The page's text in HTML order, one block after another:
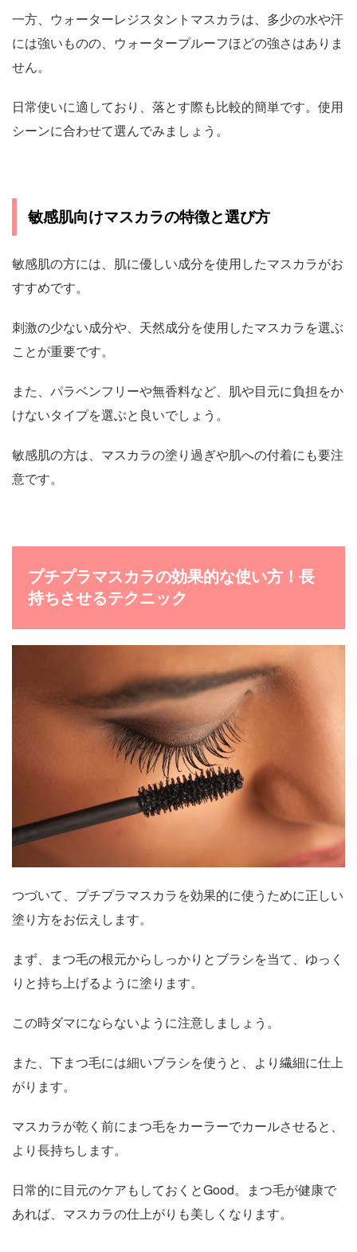
一方、ウォーターレジスタントマスカラは、多少の水や汗
には強いものの、ウォータープルーフほどの強さはありま
せん。
日常使いに適しており、落とす際も比較的簡単です。使用
シーンに合わせて選んでみましょう。
敏感肌向けマスカラの特徴と選び方
敏感肌の方には、肌に優しい成分を使用したマスカラがお
すすめです。
刺激の少ない成分や、天然成分を使用したマスカラを選ぶ
ことが重要です。
また、パラベンフリーや無香料など、肌や目元に負担をか
けないタイプを選ぶと良いでしょう。
敏感肌の方は、マスカラの塗り過ぎや肌への付着にも要注
意です。
プチプラマスカラの効果的な使い方！長
持ちさせるテクニック
つづいて、プチプラマスカラを効果的に使うために正しい
塗り方をお伝えします。
まず、まつ毛の根元からしっかりとブラシを当て、ゆっく
りと持ち上げるように塗ります。
この時ダマにならないように注意しましょう。
また、下まつ毛には細いブラシを使うと、より繊細に仕上
がります。
マスカラが乾く前にまつ毛をカーラーでカールさせると、
より長持ちします。
日常的に目元のケアもしておくとGood。まつ毛が健康で
あれば、マスカラの仕上がりも美しくなります。